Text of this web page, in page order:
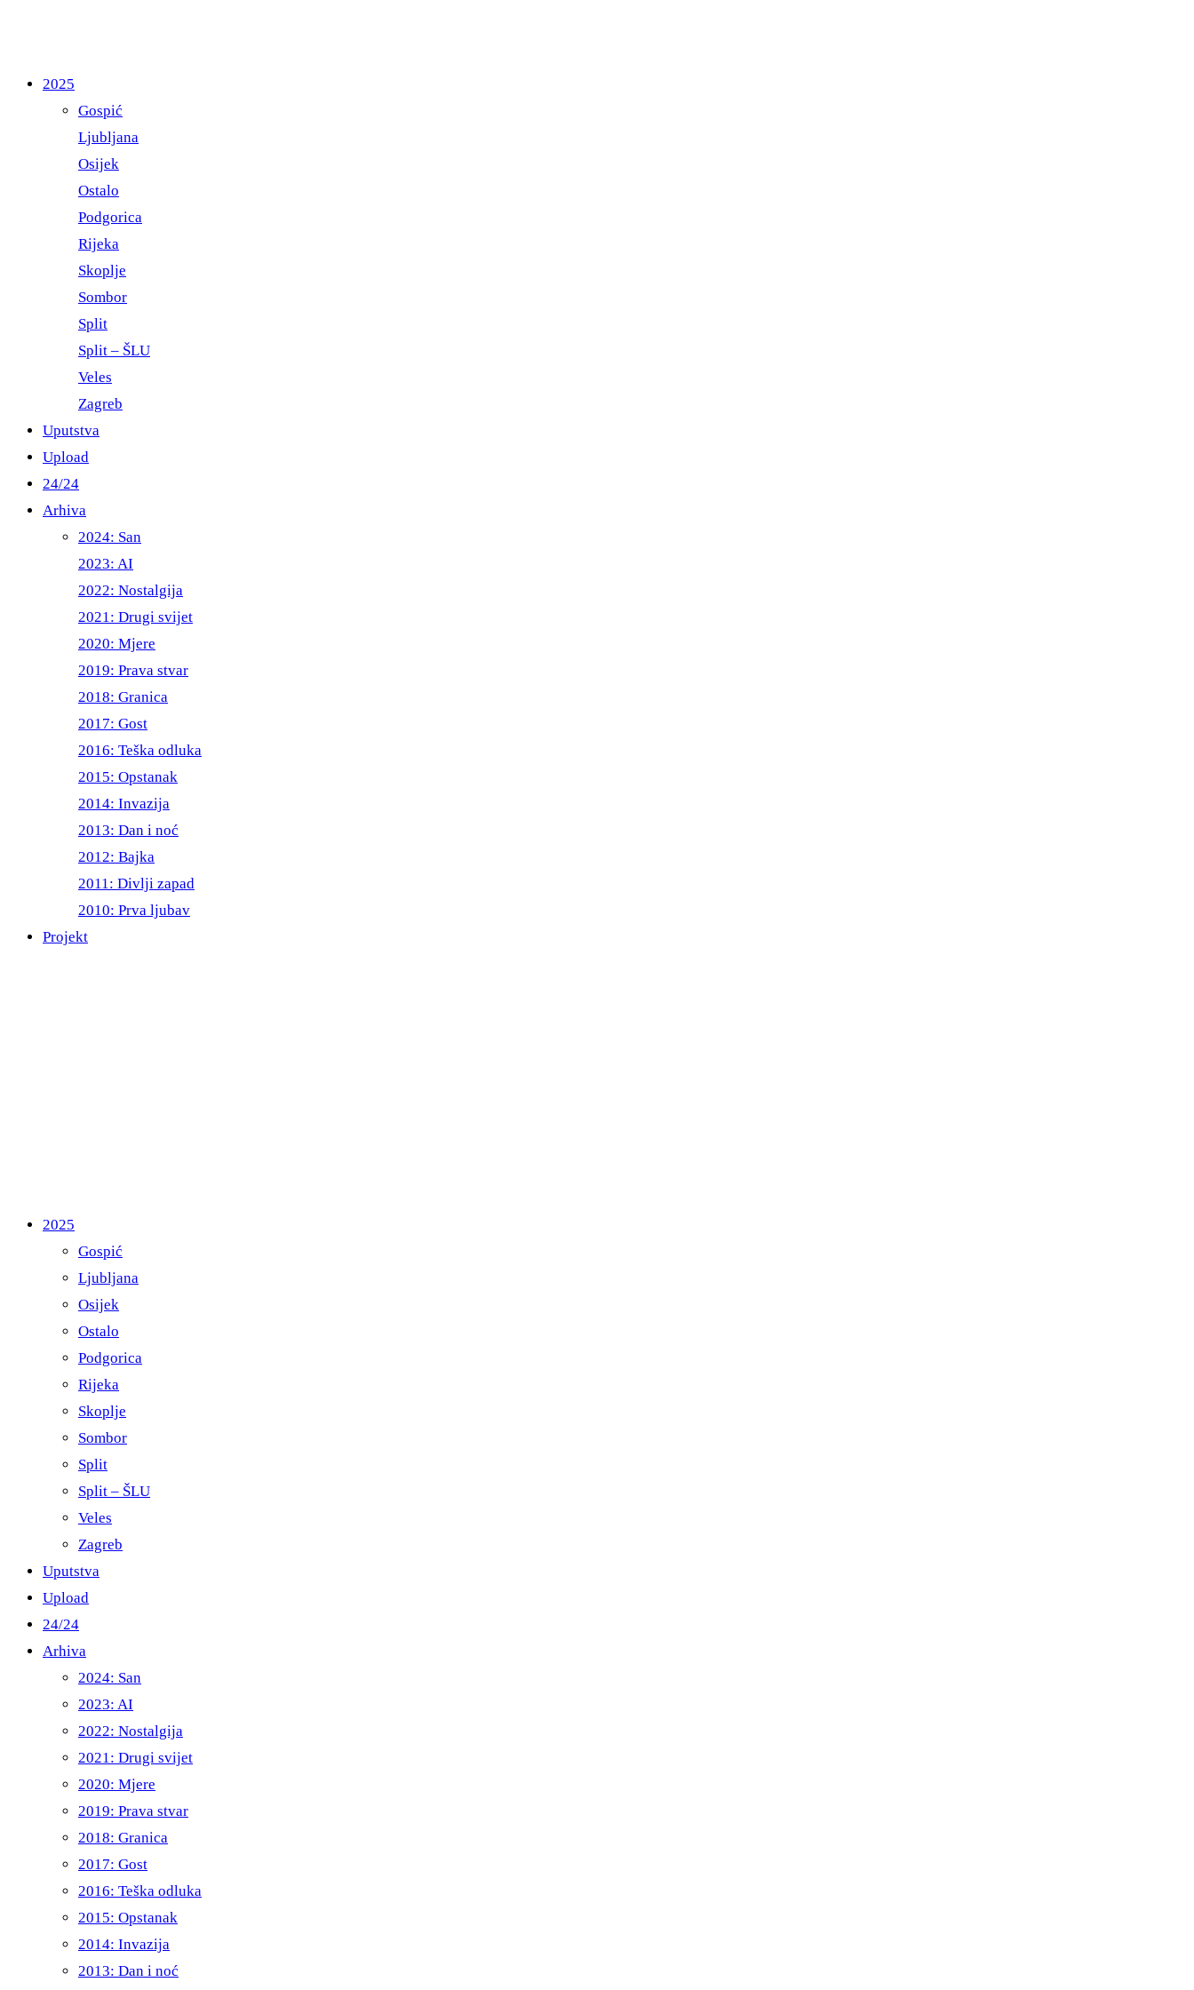
2025
Gospić
Ljubljana
Osijek
Ostalo
Podgorica
Rijeka
Skoplje
Sombor
Split
Split – ŠLU
Veles
Zagreb
Uputstva
Upload
24/24
Arhiva
2024: San
2023: AI
2022: Nostalgija
2021: Drugi svijet
2020: Mjere
2019: Prava stvar
2018: Granica
2017: Gost
2016: Teška odluka
2015: Opstanak
2014: Invazija
2013: Dan i noć
2012: Bajka
2011: Divlji zapad
2010: Prva ljubav
Projekt
2025
Gospić
Ljubljana
Osijek
Ostalo
Podgorica
Rijeka
Skoplje
Sombor
Split
Split – ŠLU
Veles
Zagreb
Uputstva
Upload
24/24
Arhiva
2024: San
2023: AI
2022: Nostalgija
2021: Drugi svijet
2020: Mjere
2019: Prava stvar
2018: Granica
2017: Gost
2016: Teška odluka
2015: Opstanak
2014: Invazija
2013: Dan i noć